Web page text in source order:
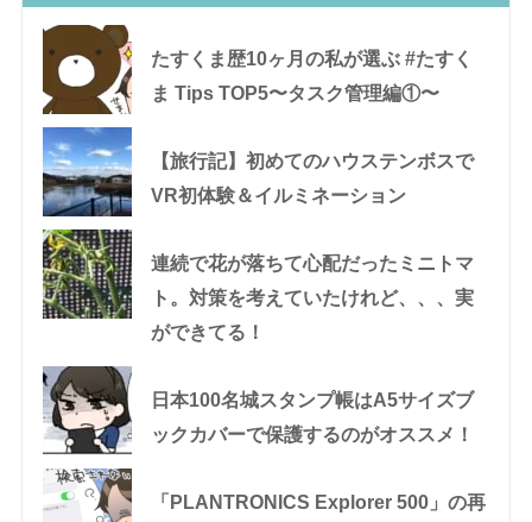
たすくま歴10ヶ月の私が選ぶ #たすく
ま Tips TOP5〜タスク管理編①〜
【旅行記】初めてのハウステンボスで
VR初体験＆イルミネーション
連続で花が落ちて心配だったミニトマ
ト。対策を考えていたけれど、、、実
ができてる！
日本100名城スタンプ帳はA5サイズブ
ックカバーで保護するのがオススメ！
「PLANTRONICS Explorer 500」の再